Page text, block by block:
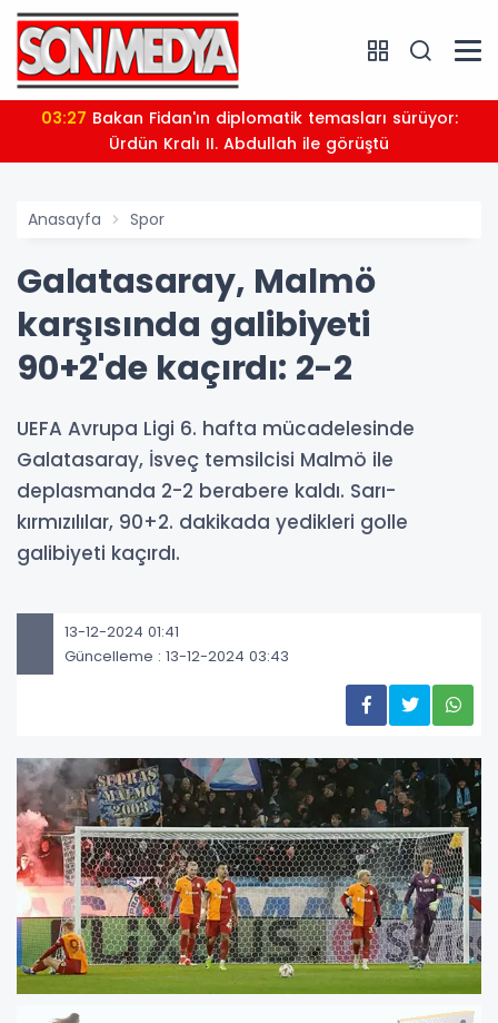
03:27
Ürdün Kralı II. Abdullah ile görüştü
Anasayfa Spor
Galatasaray, Malmö
karşısında galibiyeti
90+2'de kaçırdı: 2-2
UEFA Avrupa Ligi 6. hafta mücadelesinde
Galatasaray, İsveç temsilcisi Malmö ile
deplasmanda 2-2 berabere kaldı. Sarı-
kırmızılılar, 90+2. dakikada yedikleri golle
galibiyeti kaçırdı.
13-12-2024 01:41
Güncelleme : 13-12-2024 03:43